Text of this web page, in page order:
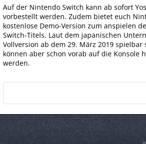
Auf der Nintendo Switch kann ab sofort
vorbestellt werden. Zudem bietet euch
kostenlose Demo-Version zum anspielen
Switch-Titels. Laut dem japanischen
Vollversion ab dem 29. März 2019 spielbar
können aber schon vorab auf die Konsole
werden.